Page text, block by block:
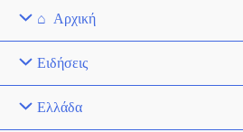
Αρχική
Ειδήσεις
Ελλάδα